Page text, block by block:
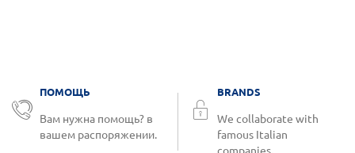
ПОМОЩЬ
Вам нужна помощь? в
вашем распоряжении.
BRANDS
We collaborate with
famous Italian
companies.